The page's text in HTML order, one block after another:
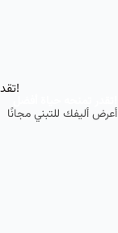
أعرض أليفك للتبني مجانًا